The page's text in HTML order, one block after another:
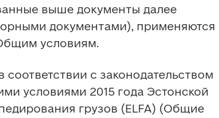
выше документы далее
документами), применяются
условиям.
соответствии с законодательством
условиями 2015 года Эстонской
грузов (ELFA) (Общие